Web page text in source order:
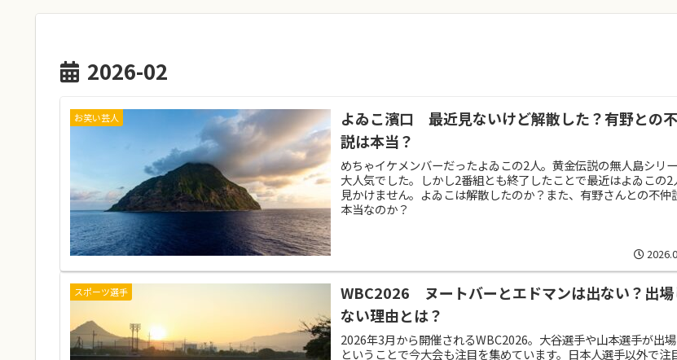
2026-02
お笑い芸人
よゐこ濱口 最近見ないけど解散した？有野との
説は本当？
めちゃイケメンバーだったよゐこの2人。黄金伝説の無人島シリ
大人気でした。しかし2番組とも終了したことで最近はよゐこの2
見かけません。よゐこは解散したのか？また、有野さんとの不仲
本当なのか？
スポーツ選手
WBC2026 ヌートバーとエドマンは出ない？出場
ない理由とは？
2026年3月から開催されるWBC2026。大谷選手や山本選手が出
ということで今大会も注目を集めています。日本人選手以外で注